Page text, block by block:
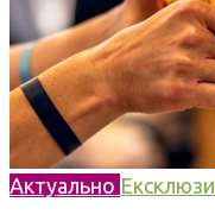
Актуально